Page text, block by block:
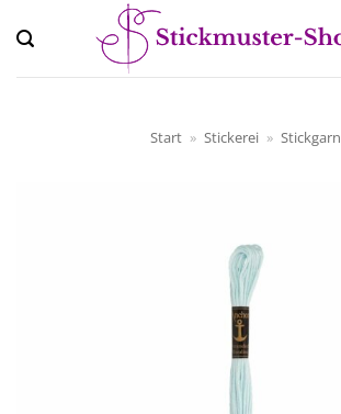
Inhalt
springen
Start » Stickerei » Stickgarn